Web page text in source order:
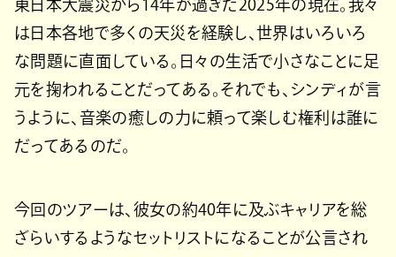
東日本大震災から14年が過ぎた2025年の現在。我々
は日本各地で多くの天災を経験し、世界はいろいろ
な問題に直面している。日々の生活で小さなことに足
元を掬われることだってある。それでも、シンディが言
うように、音楽の癒しの力に頼って楽しむ権利は誰に
だってあるのだ。
今回のツアーは、彼女の約40年に及ぶキャリアを総
ざらいするようなセットリストになることが公言され